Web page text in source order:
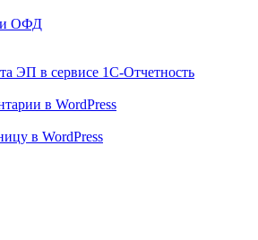
ОФД
ЭП в сервисе 1С-Отчетность
в WordPress
в WordPress